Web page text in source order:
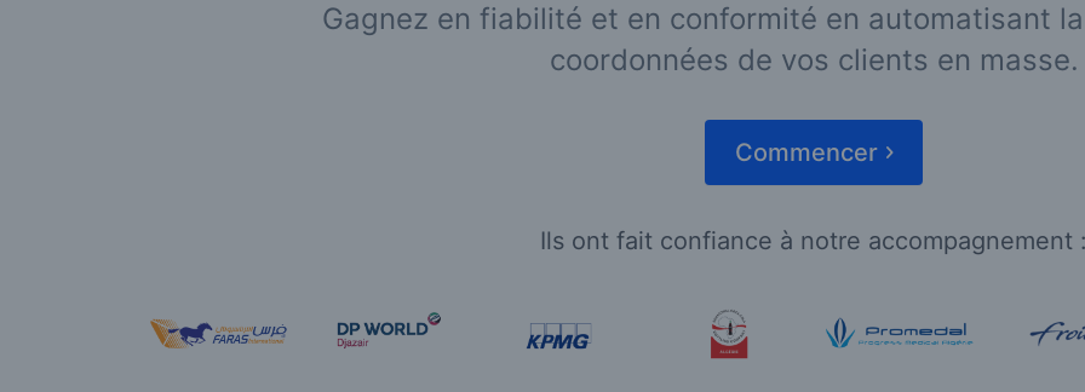
Gagnez en fiabilité et en conformité en automatisant
coordonnées de vos clients en masse.
Commencer
Ils ont fait confiance à notre accompagnement